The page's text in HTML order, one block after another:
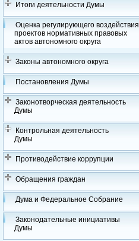
Итоги деятельности Думы
Оценка регулирующего воздействия
проектов нормативных правовых
актов автономного округа
Законы автономного округа
Постановления Думы
Законотворческая деятельность
Думы
Контрольная деятельность
Думы
Противодействие коррупции
Обращения граждан
Дума и Федеральное Собрание
Законодательные инициативы
Думы